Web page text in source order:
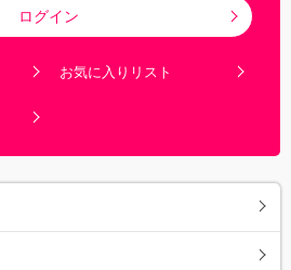
ログイン
お気に入りリスト